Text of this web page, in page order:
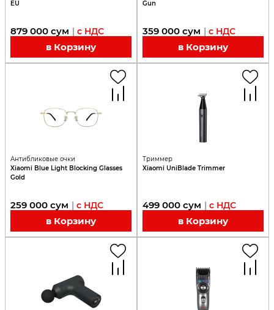
EU
879 000 сум | с НДС
в Корзину
Gun
359 000 сум | с НДС
в Корзину
Антибликовые очки
Xiaomi Blue Light Blocking Glasses
Gold
259 000 сум | с НДС
в Корзину
Триммер
Xiaomi UniBlade Trimmer
499 000 сум | с НДС
в Корзину